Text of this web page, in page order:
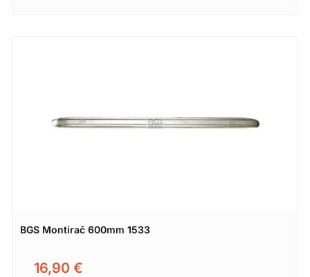
BGS Montirač 600mm 1533
16,90 €